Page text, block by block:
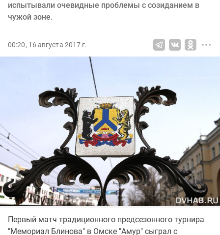
испытывали очевидные проблемы с созиданием в
чужой зоне.
00:20, 16 августа 2017 г.
Первый матч традиционного предсезонного турнира
"Мемориал Блинова" в Омске "Амур" сыграл с